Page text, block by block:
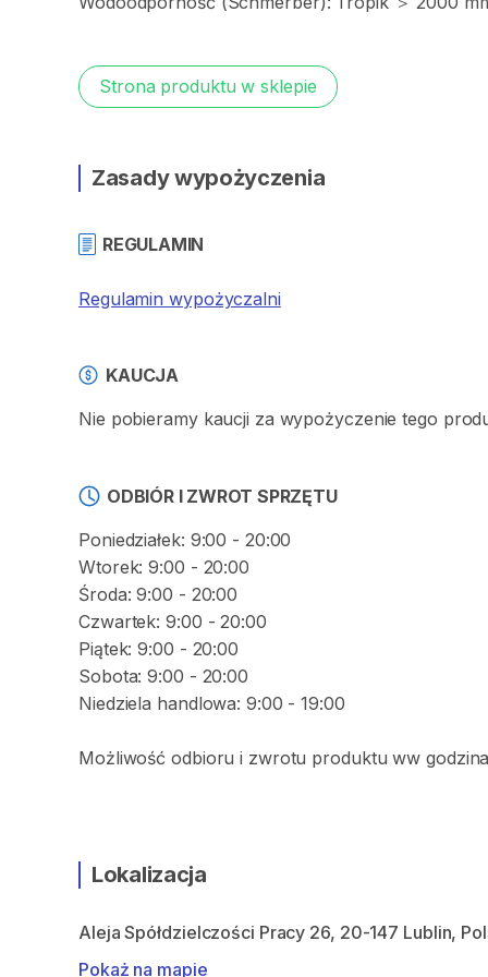
Strona produktu w sklepie
Zasady wypożyczenia
REGULAMIN
Regulamin wypożyczalni
KAUCJA
Nie pobieramy kaucji za wypożyczenie tego
ODBIÓR I ZWROT SPRZĘTU
Poniedziałek: 9:00 - 20:00
Wtorek: 9:00 - 20:00
Środa: 9:00 - 20:00
Czwartek: 9:00 - 20:00
Piątek: 9:00 - 20:00
Sobota: 9:00 - 20:00
Niedziela handlowa: 9:00 - 19:00
Możliwość odbioru i zwrotu produktu ww
Lokalizacja
Aleja Spółdzielczości Pracy 26, 20-147 Lublin,
Pokaż na mapie